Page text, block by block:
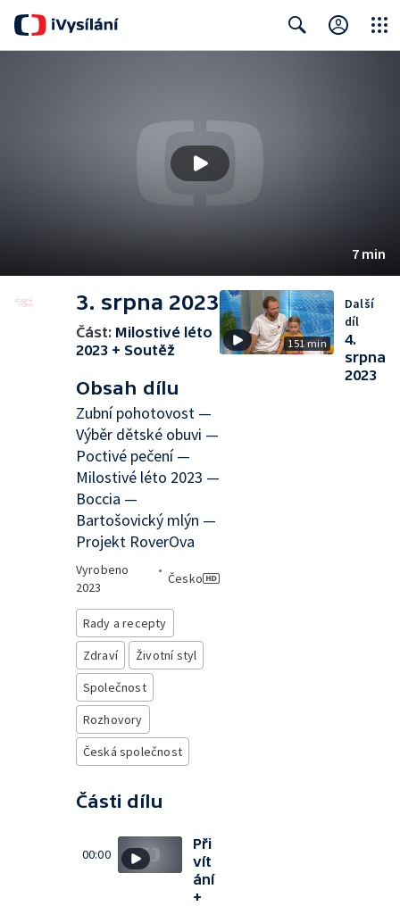
7 min
3. srpna 2023
Část: Milostivé léto
2023 + Soutěž
Obsah dílu
Zubní pohotovost —
Výběr dětské obuvi —
Poctivé pečení —
Milostivé léto 2023 —
Boccia —
Bartošovický mlýn —
Projekt RoverOva
Vyrobeno
2023
•
Česko
Rady a recepty
Zdraví
Životní styl
Společnost
Rozhovory
Česká společnost
Části dílu
00:00
Při
vít
ání
+
151 min
Další
díl
4.
srpna
2023